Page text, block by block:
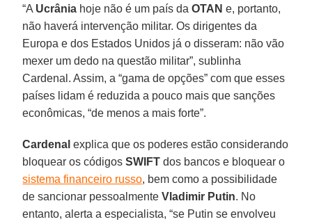
“A Ucrânia hoje não é um país daOTAN e, portanto,
não haverá intervenção militar. Os dirigentes da
Europa e dos Estados Unidos já o disseram: não vão
mexer um dedo na questão militar”, sublinha
Cardenal. Assim, a “gama de opções” com que esses
países lidam é reduzida a pouco mais que sanções
econômicas, “de menos a mais forte”.
Cardenal explica que os poderes estão considerando
bloquear os códigosSWIFT dos bancos e bloquear o
sistema financeiro russo, bem como a possibilidade
de sancionar pessoalmenteVladimir Putin. No
entanto, alerta a especialista, “se Putin se envolveu